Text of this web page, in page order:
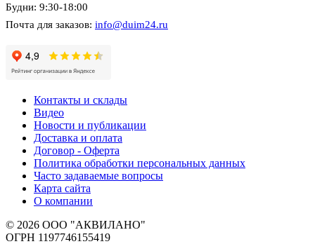
Будни: 9:30-18:00
Почта для заказов: info@duim24.ru
Контакты и склады
Видео
Новости и публикации
Доставка и оплата
Договор - Оферта
Политика обработки персональных данных
Часто задаваемые вопросы
Карта сайта
О компании
© 2026 ООО "АКВИЛАНО"
ОГРН 1197746155419